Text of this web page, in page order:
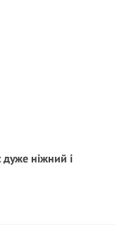
дуже ніжний і